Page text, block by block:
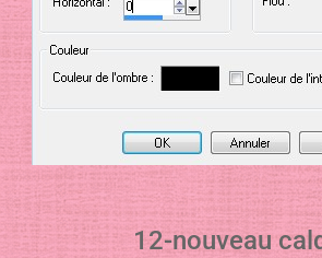
12-nouveau